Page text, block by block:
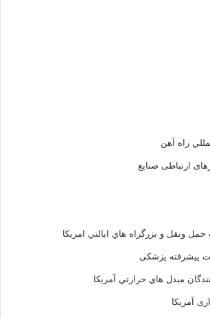
راه آهن
ارتباطی صنایع
حمل ونقل و بزرگراه هاي ايالتي امريکا
پیشرفته پزشکی
مبدل هاي حرارتي آمريکا
آمریکا